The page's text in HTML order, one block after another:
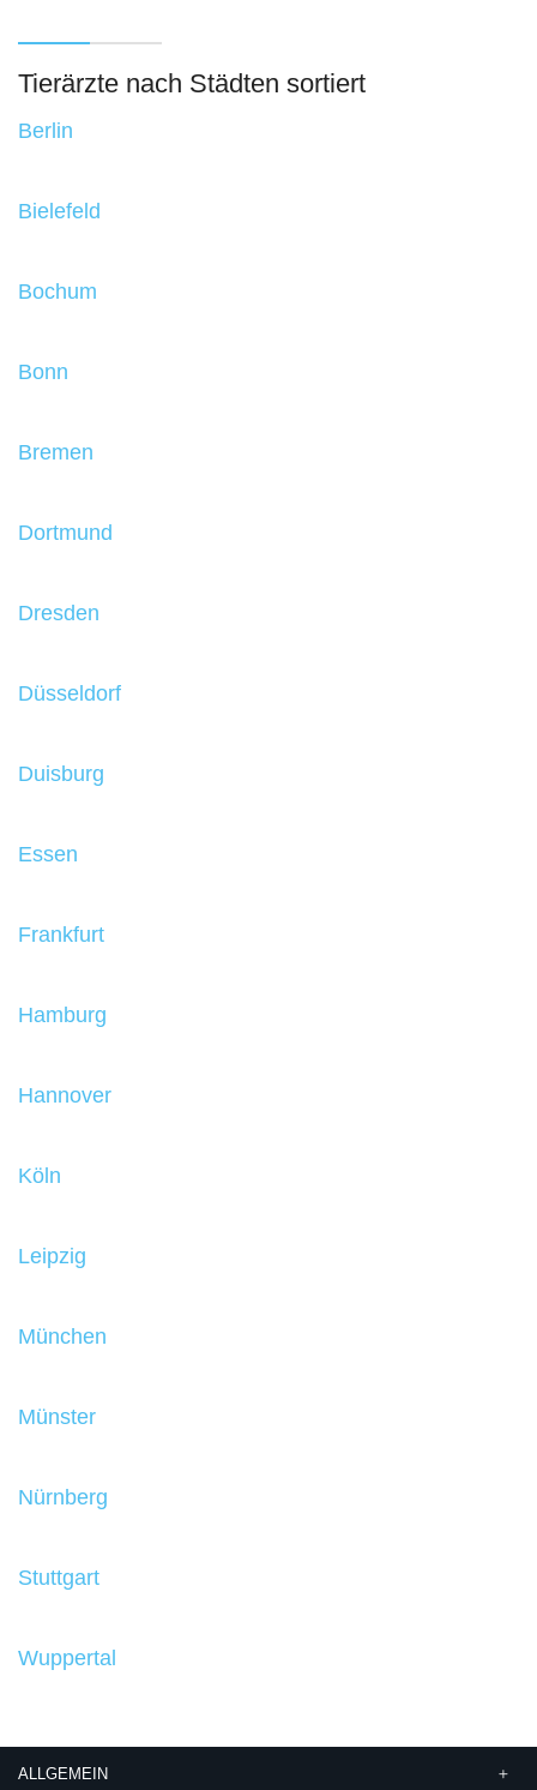
Tierärzte nach Städten sortiert
Berlin
Bielefeld
Bochum
Bonn
Bremen
Dortmund
Dresden
Düsseldorf
Duisburg
Essen
Frankfurt
Hamburg
Hannover
Köln
Leipzig
München
Münster
Nürnberg
Stuttgart
Wuppertal
ALLGEMEIN